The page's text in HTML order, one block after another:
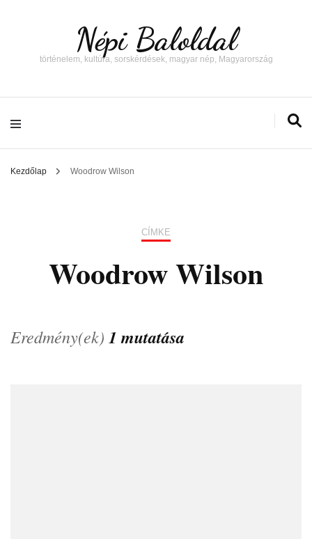
Népi Baloldal
történelem, kultúra, sorskérdések, magyar nép, Magyarország
Kezdőlap Woodrow Wilson
CÍMKE
Woodrow Wilson
Eredmény(ek) 1 mutatása